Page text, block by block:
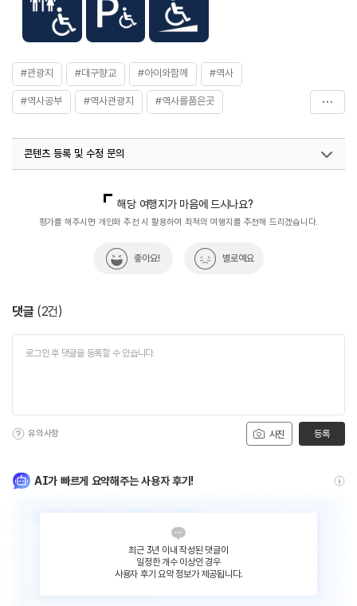
#관광지 #대구향교 #아이와함께 #역사
#역사공부 #역사관광지 #역사를품은곳
#역사유적지 #역사이야기
콘텐츠 등록 및 수정 문의
열린관광콘텐츠팀(열린관광-모두의여행)
033-738-3425
해당 여행지가 마음에 드시나요?
평가를 해주시면 개인화 추천 시 활용하여 최적의 여행지를 추천해 드리겠습니다.
좋아요! 별로예요
댓글 (2건)
사진
유의사항 등록
AI가 빠르게 요약해주는 사용자 후기!
최근 3년 이내 작성된 댓글이
일정한 개수 이상인 경우
사용자 후기 요약 정보가 제공됩니다.